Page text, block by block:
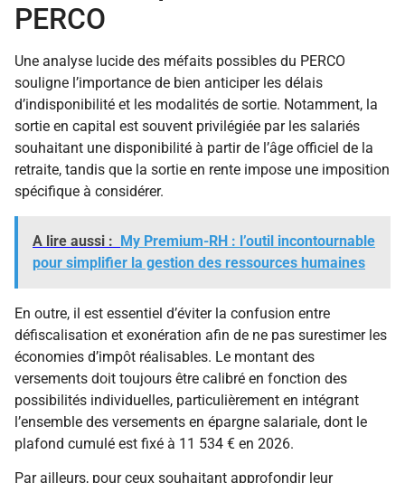
PERCO
Une analyse lucide des méfaits possibles du PERCO
souligne l’importance de bien anticiper les délais
d’indisponibilité et les modalités de sortie. Notamment, la
sortie en capital est souvent privilégiée par les salariés
souhaitant une disponibilité à partir de l’âge officiel de la
retraite, tandis que la sortie en rente impose une imposition
spécifique à considérer.
A lire aussi : My Premium-RH : l’outil incontournable
pour simplifier la gestion des ressources humaines
En outre, il est essentiel d’éviter la confusion entre
défiscalisation et exonération afin de ne pas surestimer les
économies d’impôt réalisables. Le montant des
versements doit toujours être calibré en fonction des
possibilités individuelles, particulièrement en intégrant
l’ensemble des versements en épargne salariale, dont le
plafond cumulé est fixé à 11 534 € en 2026.
Par ailleurs, pour ceux souhaitant approfondir leur